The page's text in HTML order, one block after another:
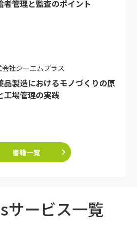
者管理と監査のポイント
会社シーエムプラス
品製造におけるモノづくりの原
工場管理の実践
書籍一覧
サービス一覧